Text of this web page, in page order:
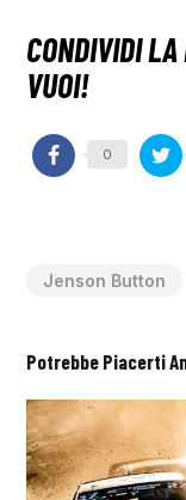
0
Jenson Button
Potrebbe Piacerti